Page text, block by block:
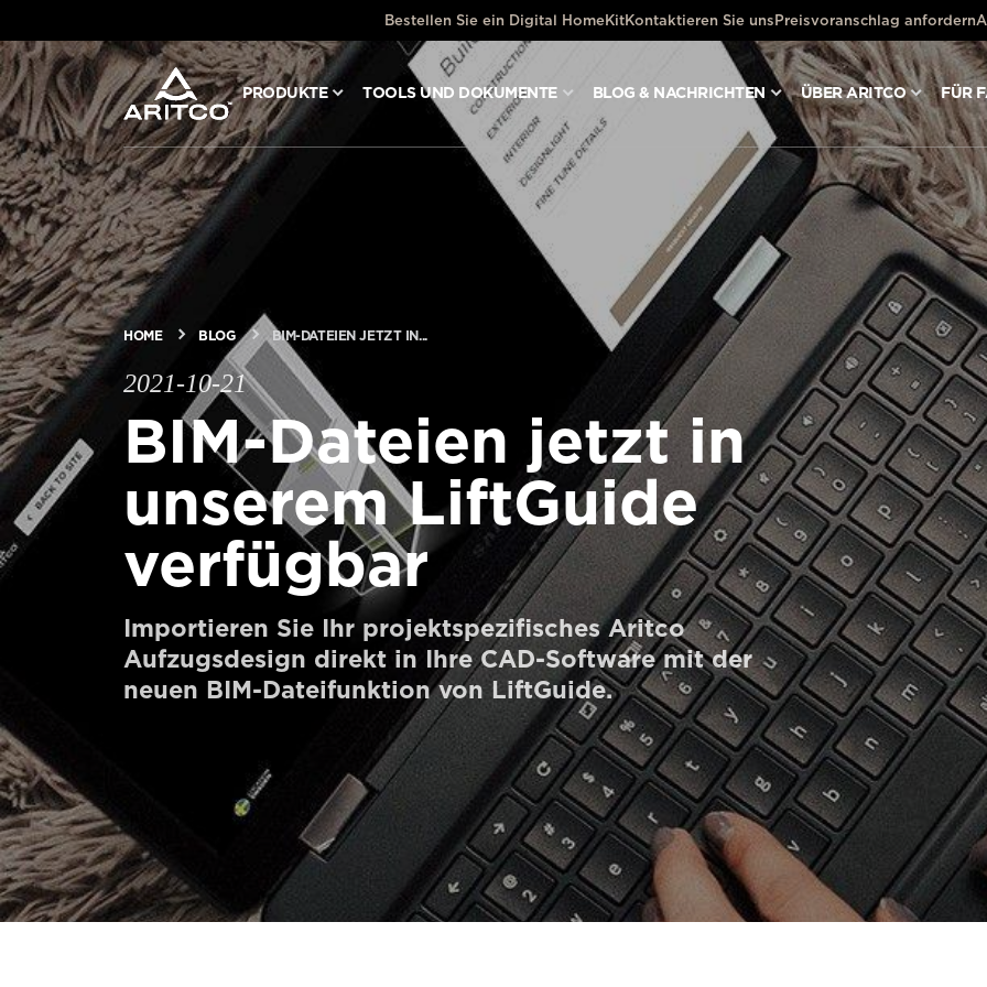
Bestellen Sie ein Digital HomeKitKontaktieren Sie uns Preisvoranschlag anfordern
PRODUKTE TOOLS UND DOKUMENTE BLOG & NACHRICHTEN ÜBER ARITCO FÜR
PRODUKTE
TOOLS UND DOKUMENTE
BLOG & NACHRICHTEN
ÜBER ARITCO
FÜR FACHLEUTE
Bestellen Sie ein Digital HomeKit
Kontaktieren Sie uns
Preisvoranschlag anfordern
Anmeldung zum Newsletter
Kontaktieren Sie uns
HOME BLOG BIM-DATEIEN JETZT IN...
2021-10-21
BIM-Dateien jetzt in
unserem LiftGuide
verfügbar
Importieren Sie Ihr projektspezifisches Aritco
Aufzugsdesign direkt in Ihre CAD-Software mit der
neuen BIM-Dateifunktion von LiftGuide.